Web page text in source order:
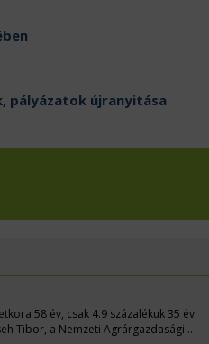
pályázatok újranyitása
58 év, csak 4.9 százalékuk 35 év
Tibor, a Nemzeti Agrárgazdasági